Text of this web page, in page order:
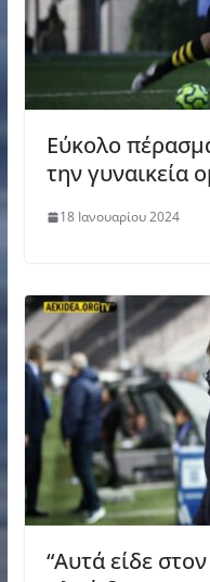
Εύκολο
την γυναικεία
18 Ιανουαρίου 2024
“Αυτά είδε